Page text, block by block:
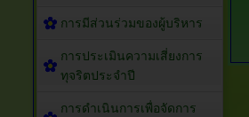
การมีส่วนร่วมของผู้บริหาร
การประเมินความเสี่ยงการ
ทุจริตประจำปี
การดำเนินการเพื่อจัดการ